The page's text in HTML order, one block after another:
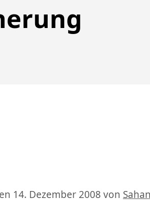
14. Dezember 2008 von